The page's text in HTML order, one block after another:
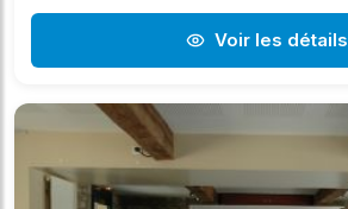
Voir les détails